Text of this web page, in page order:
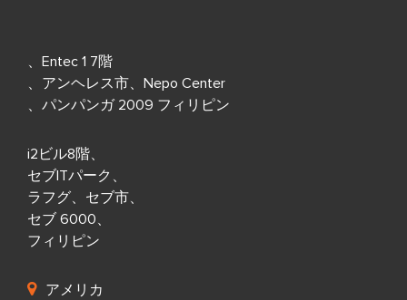
、Entec 1 7階
、アンヘレス市、Nepo Center
、パンパンガ 2009 フィリピン
i2ビル8階、
セブITパーク、
ラフグ、セブ市、
セブ 6000、
フィリピン
アメリカ